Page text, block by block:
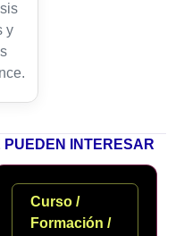
y
PUEDEN INTERESAR
Curso /
Formación /